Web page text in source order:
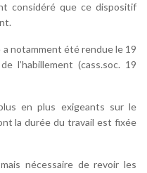
considéré que ce dispositif
a notamment été rendue le 19
l’habillement (cass.soc. 19
en plus exigeants sur le
la durée du travail est fixée
nécessaire de revoir les